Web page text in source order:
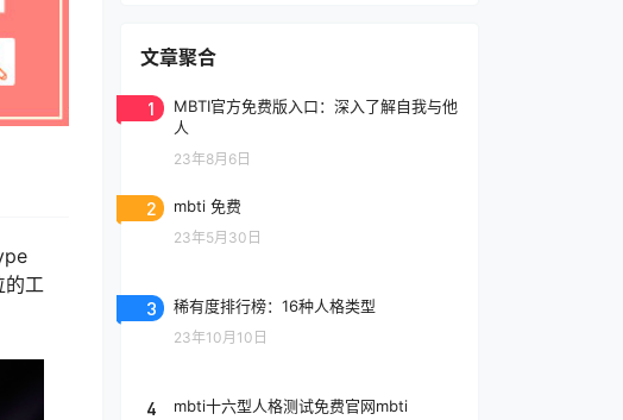
的工
文章聚合
1
MBTI官方免费版入口：深入了解自我与他
人
23年8月6日
2 mbti 免费
23年5月30日
3 稀有度排行榜：16种人格类型
23年10月10日
4 mbti十六型人格测试免费官网mbti